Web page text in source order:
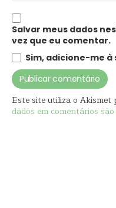
Salvar meus dados
vez que eu comentar.
Sim, adicione-me
Este site utiliza o Akismet
dados em comentários